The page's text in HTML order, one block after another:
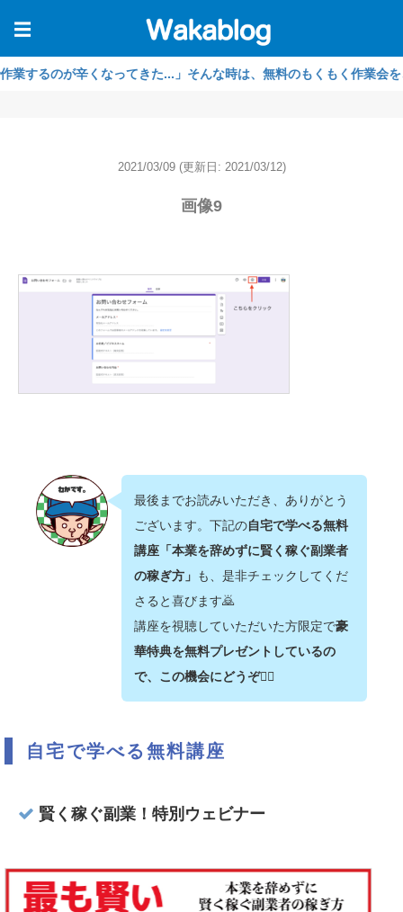
☰
辛くなってきた...」そんな時は、無料のもくもく作業会をご利用
2021/03/09 (更新日: 2021/03/12)
画像9
最後までお読みいただき、ありがとう
ございます。下記の自宅で学べる無料
講座「本業を辞めずに賢く稼ぐ副業者
の稼ぎ方」 も、是非チェックしてくだ
さると喜びます🙇‍
講座を視聴していただいた方限定で豪
華特典を無料プレゼントしているの
で、この機会にどうぞ💁‍♂️
自宅で学べる無料講座
賢く稼ぐ副業！特別ウェビナー